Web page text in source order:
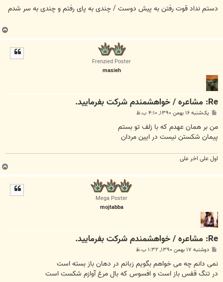
ت
دستم نداد قوت رفتن به پیش دوست / چندی به پای رفتم و چندی به سر شدم
ب
ا
Frenzied Poster
masieh
Re: مشاعره / خواهشمندم شرکت بفرماييد.
پ
ت
یک‌شنبه ۱۶ بهمن ۱۳۹۰, ۴:۱۰ ب.ظ
من بر همان عهدم که با زلف تو بستم
پیمان شکستن نیست در ایین مردان
اول علی اخر علی
ب
ا
Mega Poster
mojtabba
Re: مشاعره / خواهشمندم شرکت بفرماييد.
پ
ت
دوشنبه ۱۷ بهمن ۱۳۹۰, ۱:۳۲ ب.ظ
نمی دانم چه می خواهم بگویم زبانم در دهان باز بسته است
در تنگ قفس باز است و افسوس که بال مرغ آوازم شکست است